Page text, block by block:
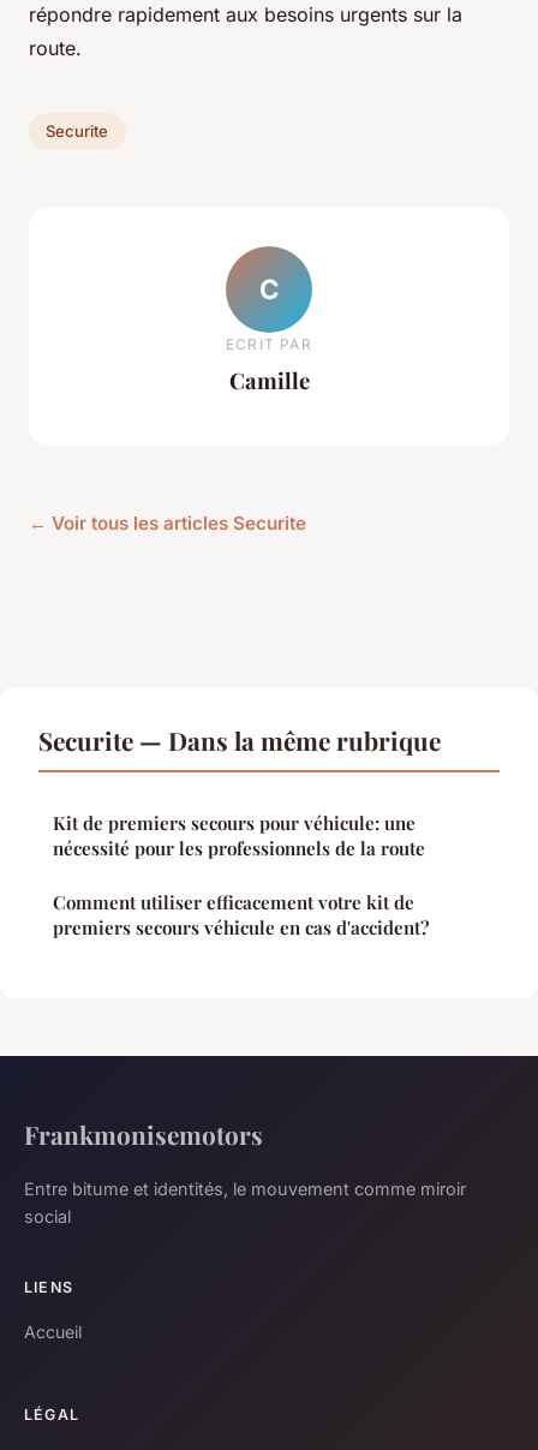
répondre rapidement aux besoins urgents sur la
route.
Securite
C
ECRIT PAR
Camille
← Voir tous les articles Securite
Securite — Dans la même rubrique
Kit de premiers secours pour véhicule: une
nécessité pour les professionnels de la route
Comment utiliser efficacement votre kit de
premiers secours véhicule en cas d'accident?
Frankmonisemotors
Entre bitume et identités, le mouvement comme miroir
social
LIENS
Accueil
LÉGAL